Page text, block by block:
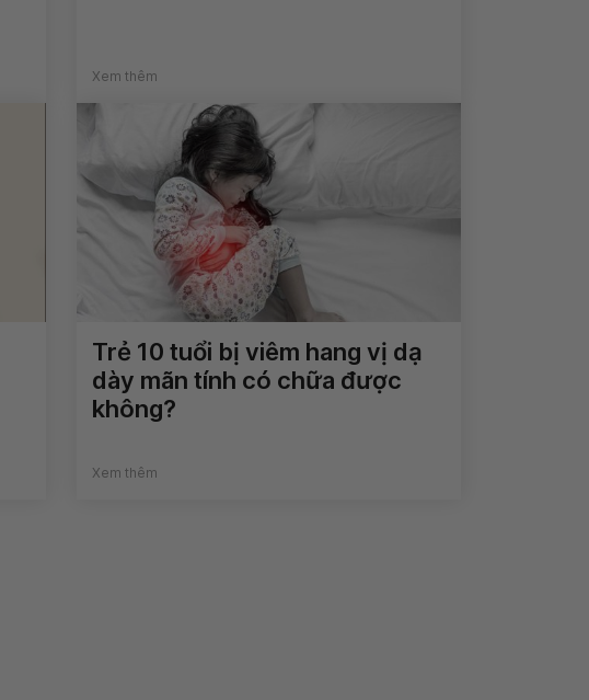
Xem thêm
Trẻ 10 tuổi bị viêm hang vị dạ
dày mãn tính có chữa được
không?
Xem thêm